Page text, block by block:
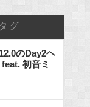
タグ
のDay2ヘ
初音ミ